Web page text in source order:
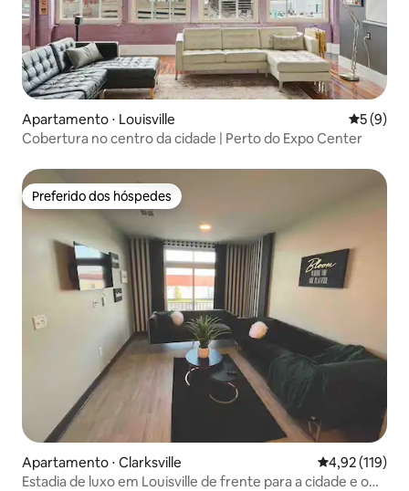
Apartamento ⋅ Louisville 5 de
5 (9)
Cobertura no centro da cidade | Perto do Expo Center
Preferido dos hóspedes
Preferido dos hóspedes
Apartamento ⋅ Clarksville 4,92 de uma
4,92 (119)
Estadia de luxo em Louisville de frente para a cidade e o